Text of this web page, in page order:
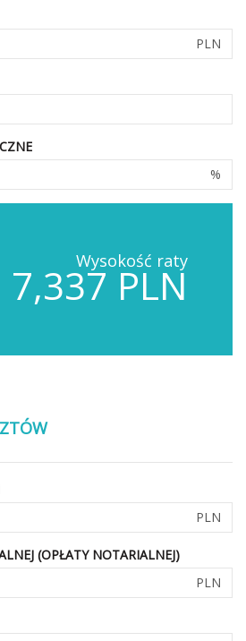
PLN
%
Wysokość raty
7,337 PLN
PLN
(OPŁATY NOTARIALNEJ)
PLN